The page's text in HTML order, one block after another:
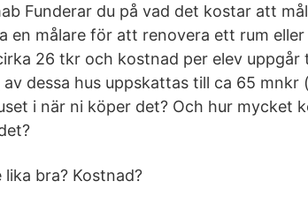
Funderar du på vad det kostar att
en målare för att renovera ett rum eller
26 tkr och kostnad per elev uppgår
dessa hus uppskattas till ca 65 mnkr
i när ni köper det? Och hur mycket
bra? Kostnad?